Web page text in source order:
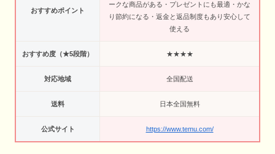
おすすめポイント
ークな商品がある・プレゼントにも最適・かな
り節約になる・返金と返品制度もあり安心して
使える
おすすめ度（★5段階） ★★★★
対応地域 全国配送
送料 日本全国無料
公式サイト https://www.temu.com/